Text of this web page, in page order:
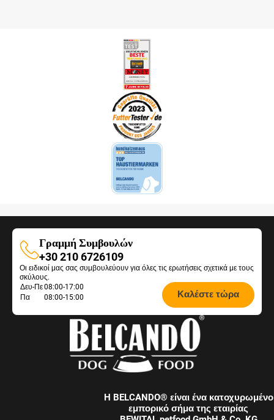
Γραμμή Συμβουλών
Γραμμή
Συμβουλών
+30 210 6726109
Οι ειδικοί μας σας συμβουλεύουν για όλες τις ερωτήσεις σχετικά με τους
σκύλους.
Opening
Δευ-Πε08:00-17:00
Πα
08:00-15:00 Καλέστε τώρα
Η BELCANDO® είναι ένα κατοχυρωμένο
εμπορικό σήμα της εταιρίας